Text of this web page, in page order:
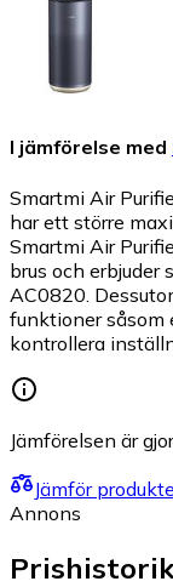
I jämförelse med
Smartmi Air
har ett större
Smartmi Air
brus och
AC0820.
funktioner såsom
kontrollera
Jämförelsen är
Jämför
Annons